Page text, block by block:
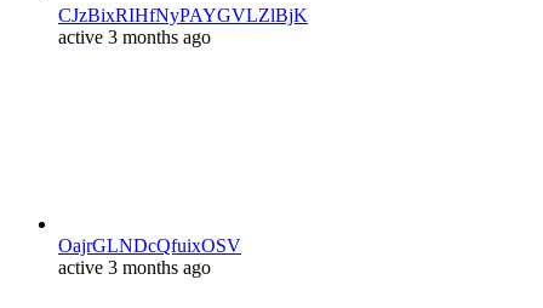
CJzBixRIHfNyPAYGVLZlBjK
active 3 months ago
OajrGLNDcQfuixOSV
active 3 months ago